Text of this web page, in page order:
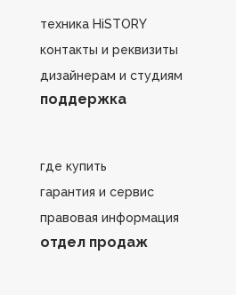
техника HiSTORY
контакты и реквизиты
дизайнерам и студиям
поддержка
где купить
гарантия и сервис
правовая информация
отдел продаж